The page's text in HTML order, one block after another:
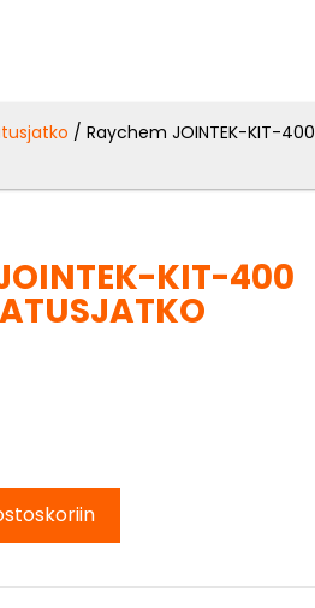
/ Raychem JOINTEK-KIT-400
KIT-400